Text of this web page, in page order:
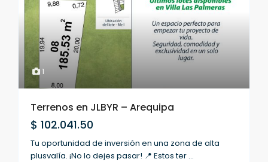
1
Terrenos en JLBYR – Arequipa
$ 102.041.50
Tu oportunidad de inversión en una zona de alta
plusvalía. ¡No lo dejes pasar! 📍 Estos ter ...